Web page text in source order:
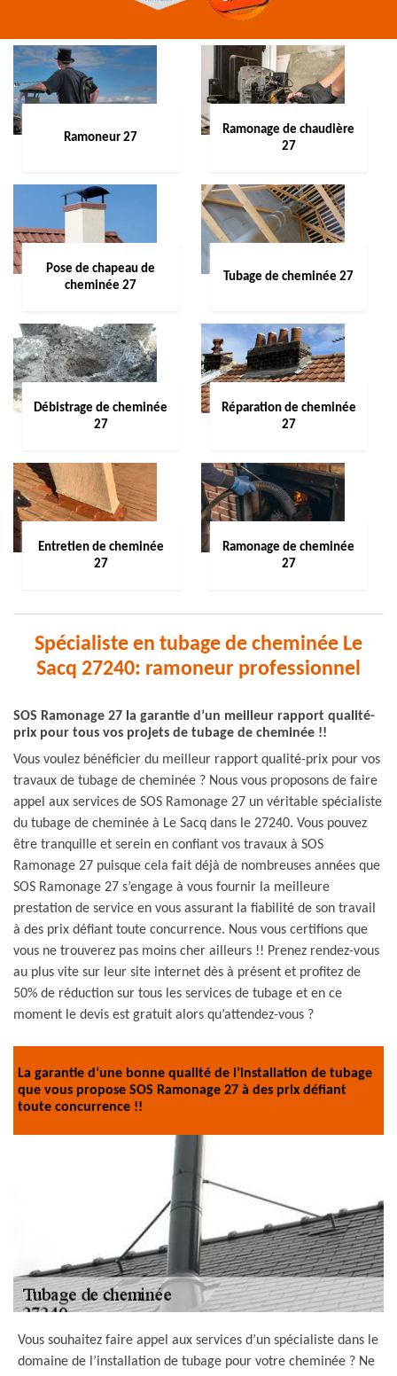
Ramoneur 27
Ramonage de chaudière
27
Pose de chapeau de
cheminée 27
Tubage de cheminée 27
Débistrage de cheminée
27
Réparation de cheminée
27
Entretien de cheminée
27
Ramonage de cheminée
27
Spécialiste en tubage de cheminée Le
Sacq 27240: ramoneur professionnel
SOS Ramonage 27 la garantie d’un meilleur rapport qualité-
prix pour tous vos projets de tubage de cheminée !!
Vous voulez bénéficier du meilleur rapport qualité-prix pour vos
travaux de tubage de cheminée ? Nous vous proposons de faire
appel aux services de SOS Ramonage 27 un véritable spécialiste
du tubage de cheminée à Le Sacq dans le 27240. Vous pouvez
être tranquille et serein en confiant vos travaux à SOS
Ramonage 27 puisque cela fait déjà de nombreuses années que
SOS Ramonage 27 s’engage à vous fournir la meilleure
prestation de service en vous assurant la fiabilité de son travail
à des prix défiant toute concurrence. Nous vous certifions que
vous ne trouverez pas moins cher ailleurs !! Prenez rendez-vous
au plus vite sur leur site internet dès à présent et profitez de
50% de réduction sur tous les services de tubage et en ce
moment le devis est gratuit alors qu’attendez-vous ?
La garantie d’une bonne qualité de l’installation de tubage
que vous propose SOS Ramonage 27 à des prix défiant
toute concurrence !!
Vous souhaitez faire appel aux services d’un spécialiste dans le
domaine de l’installation de tubage pour votre cheminée ? Ne